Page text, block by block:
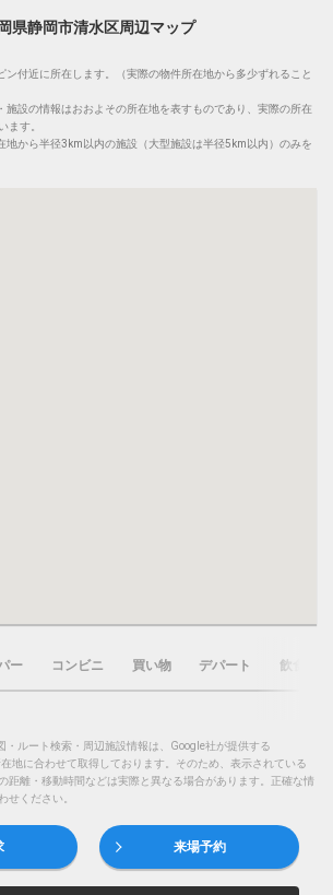
県静岡市清水区周辺マップ
ン付近に所在します。（実際の物件所在地から多少ずれること
施設の情報はおおよその所在地を表すものであり、実際の所在
ます。
地から半径3km以内の施設（大型施設は半径5km以内）のみを
ー コンビニ 買い物 デパート 飲食店
・ルート検索・周辺施設情報は、Google社が提供する
地に合わせて取得しております。そのため、表示されている
距離・移動時間などは実際と異なる場合があります。正確な情
せください。
来場予約